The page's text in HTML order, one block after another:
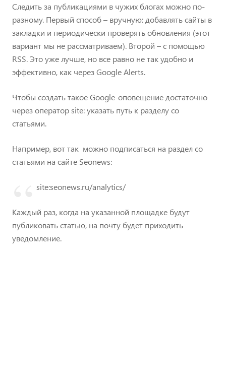
Следить за публикациями в чужих блогах можно по-
разному. Первый способ – вручную: добавлять сайты в
закладки и периодически проверять обновления (этот
вариант мы не рассматриваем). Второй – с помощью
RSS. Это уже лучше, но все равно не так удобно и
эффективно, как через Google Alerts.
Чтобы создать такое Google-оповещение достаточно
через оператор site: указать путь к разделу со
статьями.
Например, вот так можно подписаться на раздел со
статьями на сайте Seonews:
site:seonews.ru/analytics/
Каждый раз, когда на указанной площадке будут
публиковать статью, на почту будет приходить
уведомление.